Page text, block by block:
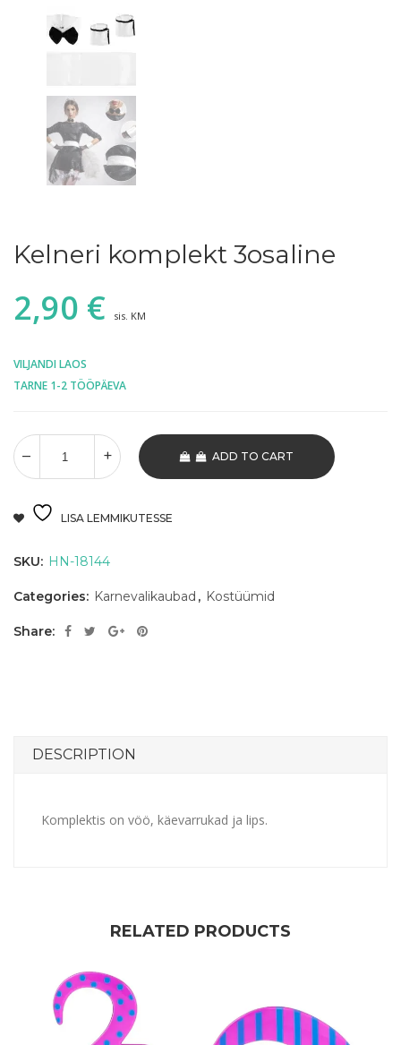
Kelneri komplekt 3osaline
2,90 € sis. KM
VILJANDI LAOS
TARNE 1-2 TÖÖPÄEVA
ADD TO CART
LISA LEMMIKUTESSE
SKU: HN-18144
Categories: Karnevalikaubad , Kostüümid
Share:
DESCRIPTION
Komplektis on vöö, käevarrukad ja lips.
RELATED PRODUCTS